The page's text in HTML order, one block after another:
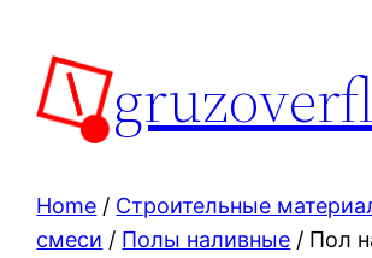
content
Home / Строительные
смеси / Полы наливные / Пол